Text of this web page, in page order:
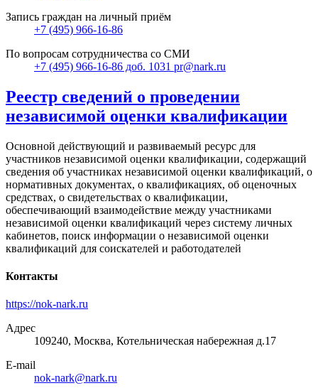
Запись граждан на личный приём
+7 (495) 966-16-86
По вопросам сотрудничества со СМИ
+7 (495) 966-16-86 доб. 1031 pr@nark.ru
Реестр сведений о проведении
независимой оценки квалификации
Основной действующий и развиваемый ресурс для
участников независимой оценки квалификации, содержащий
сведения об участниках независимой оценки квалификаций, о
нормативных документах, о квалификациях, об оценочных
средствах, о свидетельствах о квалификации,
обеспечивающий взаимодействие между участниками
независимой оценки квалификаций через систему личных
кабинетов, поиск информации о независимой оценки
квалификаций для соискателей и работодателей
Контакты
https://nok-nark.ru
Адрес
109240, Москва, Котельническая набережная д.17
E-mail
nok-nark@nark.ru